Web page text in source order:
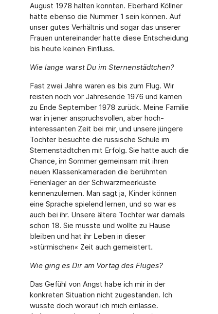
August 1978 halten konnten. Eberhard Köllner
hätte ebenso die Nummer 1 sein können. Auf
unser gutes Ver­hältnis und sogar das unserer
Frauen untereinander hatte diese Entscheidung
bis heute keinen Einfluss.
Wie lange warst Du im Sternenstädtchen?
Fast zwei Jahre waren es bis zum Flug. Wir
reisten noch vor Jahresende 1976 und kamen
zu Ende September 1978 zurück. Meine Familie
war in jener anspruchsvollen, aber hoch­
interessanten Zeit bei mir, und unsere jüngere
Tochter besuchte die russische Schule im
Sternenstädtchen mit Erfolg. Sie hatte auch die
Chance, im Sommer gemeinsam mit ihren
neuen Klassenkameraden die berühmten
Ferienlager an der Schwarzmeerküste
kennenzu­lernen. Man sagt ja, Kinder können
eine Sprache spielend lernen, und so war es
auch bei ihr. Unsere ältere Tochter war damals
schon 18. Sie musste und wollte zu Hause
bleiben und hat ihr Leben in dieser
»stürmischen« Zeit auch gemeistert.
Wie ging es Dir am Vortag des Fluges?
Das Gefühl von Angst habe ich mir in der
konkreten Situation nicht zugestanden. Ich
wuss­te doch worauf ich mich einlasse.